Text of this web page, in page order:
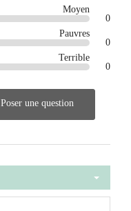
Moyen
0
Pauvres
0
Terrible
0
Poser une question